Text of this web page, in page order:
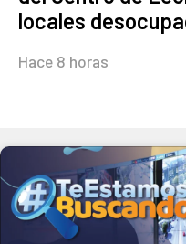
locales
Hace 8 horas